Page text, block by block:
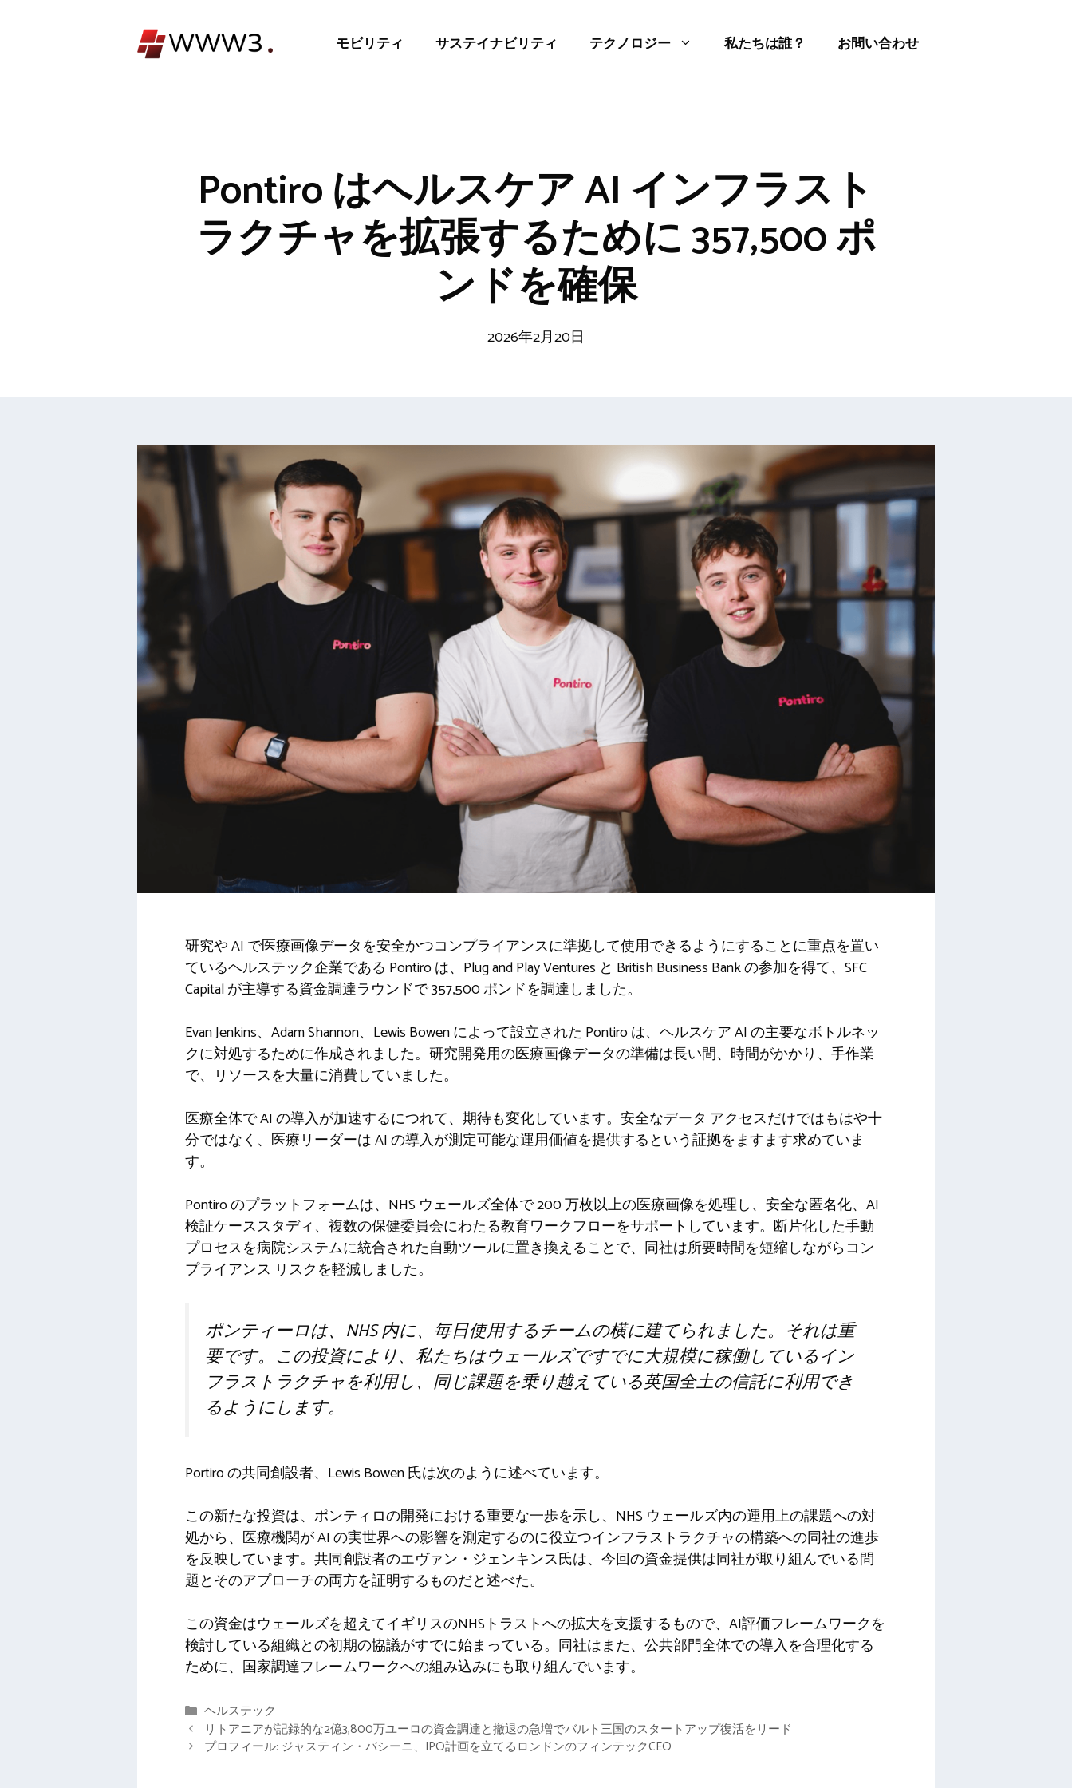
モビリティ サステイナビリティ テクノロジー 私たちは誰？ お問い合わせ
Pontiro はヘルスケア AI インフラスト
ラクチャを拡張するために 357,500 ポ
ンドを確保
2026年2月20日
研究や AI で医療画像データを安全かつコンプライアンスに準拠して使用できるようにすることに重点を置い
ているヘルステック企業である Pontiro は、Plug and Play Ventures と British Business Bank の参加を得て、SFC
Capital が主導する資金調達ラウンドで 357,500 ポンドを調達しました。
Evan Jenkins、Adam Shannon、Lewis Bowen によって設立された Pontiro は、ヘルスケア AI の主要なボトルネッ
クに対処するために作成されました。研究開発用の医療画像データの準備は長い間、時間がかかり、手作業
で、リソースを大量に消費していました。
医療全体で AI の導入が加速するにつれて、期待も変化しています。安全なデータ アクセスだけではもはや十
分ではなく、医療リーダーは AI の導入が測定可能な運用価値を提供するという証拠をますます求めていま
す。
Pontiro のプラットフォームは、NHS ウェールズ全体で 200 万枚以上の医療画像を処理し、安全な匿名化、AI
検証ケーススタディ、複数の保健委員会にわたる教育ワークフローをサポートしています。断片化した手動
プロセスを病院システムに統合された自動ツールに置き換えることで、同社は所要時間を短縮しながらコン
プライアンス リスクを軽減しました。
ポンティーロは、NHS 内に、毎日使用するチームの横に建てられました。それは重
要です。この投資により、私たちはウェールズですでに大規模に稼働しているイン
フラストラクチャを利用し、同じ課題を乗り越えている英国全土の信託に利用でき
るようにします。
Portiro の共同創設者、Lewis Bowen 氏は次のように述べています。
この新たな投資は、ポンティロの開発における重要な一歩を示し、NHS ウェールズ内の運用上の課題への対
処から、医療機関が AI の実世界への影響を測定するのに役立つインフラストラクチャの構築への同社の進歩
を反映しています。共同創設者のエヴァン・ジェンキンス氏は、今回の資金提供は同社が取り組んでいる問
題とそのアプローチの両方を証明するものだと述べた。
この資金はウェールズを超えてイギリスのNHSトラストへの拡大を支援するもので、AI評価フレームワークを
検討している組織との初期の協議がすでに始まっている。同社はまた、公共部門全体での導入を合理化する
ために、国家調達フレームワークへの組み込みにも取り組んでいます。
カ
テ
ゴ
ヘルステック
リトアニアが記録的な2億3,800万ユーロの資金調達と撤退の急増でバルト三国のスタートアップ復活をリード
プロフィール: ジャスティン・バシーニ、IPO計画を立てるロンドンのフィンテックCEO